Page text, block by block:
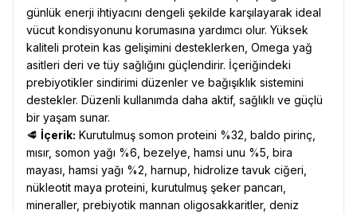
günlük enerji ihtiyacını dengeli şekilde karşılayarak ideal
vücut kondisyonunu korumasına yardımcı olur. Yüksek
kaliteli protein kas gelişimini desteklerken, Omega yağ
asitleri deri ve tüy sağlığını güçlendirir. İçeriğindeki
prebiyotikler sindirimi düzenler ve bağışıklık sistemini
destekler. Düzenli kullanımda daha aktif, sağlıklı ve güçlü
bir yaşam sunar.
🥩 İçerik: Kurutulmuş somon proteini %32, baldo pirinç,
mısır, somon yağı %6, bezelye, hamsi unu %5, bira
mayası, hamsi yağı %2, harnup, hidrolize tavuk ciğeri,
nükleotit maya proteini, kurutulmuş şeker pancarı,
mineraller, prebiyotik mannan oligosakkaritler, deniz